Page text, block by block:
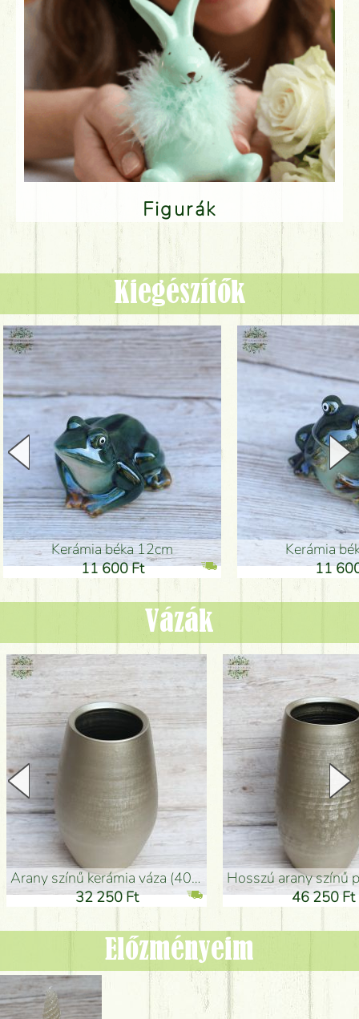
Figurák
Kiegészítők
Kerámia béka 12cm
11 600 Ft
Kerámia
11
Vázák
arany színű kerámia váza (40x26cm)
32 250 Ft
hosszú arany színű
46 250 Ft
Előzményeim